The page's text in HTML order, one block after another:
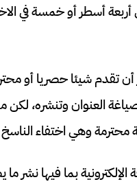
أسطر أو خمسة في
تقدم شيئا حصريا أو
صياغة العنوان وتنشره،
محترمة وهي اختفاء
بما فيها